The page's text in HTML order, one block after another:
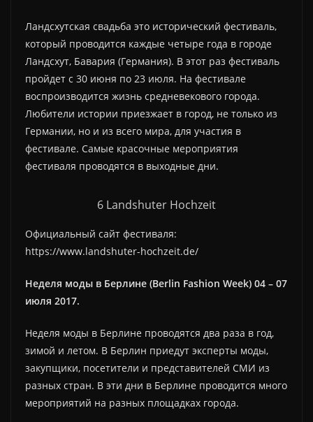
Ландсхутская свадьба это исторический фестиваль,
который проводится каждые четыре года в городе
Ландсхут, Бавария (Германия). В этот раз фестиваль
пройдет с 30 июня по 23 июля. На фестивале
воспроизводится жизнь средневекового города.
Любители истории приезжает в город, не только из
Германии, но и из всего мира, для участия в
фестивале. Самые красочные мероприятия
фестиваля проводятся в выходные дни.
6 Landshuter Hochzeit
Официальный сайт фестиваля:
https://www.landshuter-hochzeit.de/
Неделя моды в Берлине (Berlin Fashion Week) 04 – 07
июля 2017.
Неделя моды в Берлине проводятся два раза в год,
зимой и летом. В Берлин приедут эксперты моды,
закупщики, посетители и представителей СМИ из
разных стран. В эти дни в Берлине проводится много
мероприятий на разных площадках города.